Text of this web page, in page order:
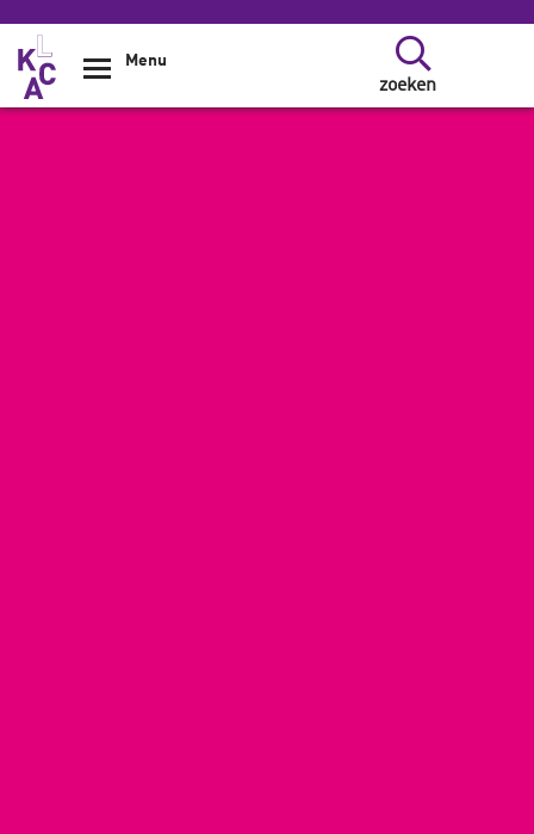
Overslaan en naar de inhoud gaan
zoeken
Menu